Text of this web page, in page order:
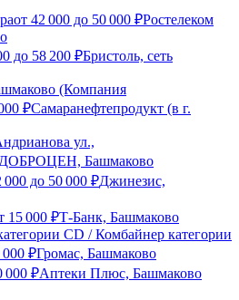
от 42 000 до 50 000 ₽Ростелеком
до 58 200 ₽Бристоль, сеть
(Компания
₽Самаранефтепродукт (в г.
ул.,
ДОБРОЦЕН, Башмаково
000 до 50 000 ₽Джинезис,
15 000 ₽Т-Банк, Башмаково
CD / Комбайнер категории
000 ₽Громас, Башмаково
000 ₽Аптеки Плюс, Башмаково